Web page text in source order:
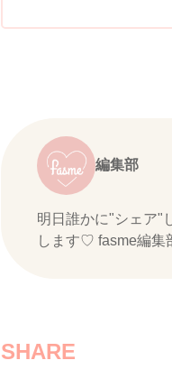
編集部
明日誰かに"シェア"
します♡ fasme編集
SHARE